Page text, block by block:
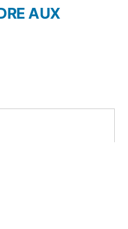
:
AUX